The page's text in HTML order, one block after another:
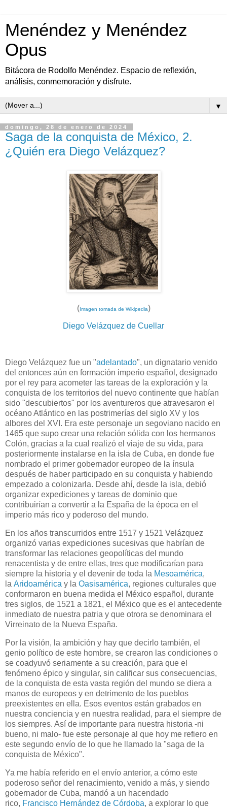
Menéndez y Menéndez
Opus
Bitácora de Rodolfo Menéndez. Espacio de reflexión,
análisis, conmemoración y disfrute.
▼
domingo, 28 de enero de 2024
Saga de la conquista de México, 2.
¿Quién era Diego Velázquez?
(Imagen tomada de Wikipedia)
Diego Velázquez de Cuellar
Diego Velázquez fue un "adelantado", un dignatario venido
del entonces aún en formación imperio español, designado
por el rey para acometer las tareas de la exploración y la
conquista de los territorios del nuevo continente que habían
sido "descubiertos" por los aventureros que atravesaron el
océano Atlántico en las postrimerías del siglo XV y los
albores del XVI. Era este personaje un segoviano nacido en
1465 que supo crear una relación sólida con los hermanos
Colón, gracias a la cual realizó el viaje de su vida, para
posteriormente instalarse en la isla de Cuba, en donde fue
nombrado el primer gobernador europeo de la ínsula
después de haber participado en su conquista y habiendo
empezado a colonizarla. Desde ahí, desde la isla, debió
organizar expediciones y tareas de dominio que
contribuirían a convertir a la España de la época en el
imperio más rico y poderoso del mundo.
En los años transcurridos entre 1517 y 1521 Velázquez
organizó varias expediciones sucesivas que habrían de
transformar las relaciones geopolíticas del mundo
renacentista y de entre ellas, tres que modificarían para
siempre la historia y el devenir de toda la Mesoamérica,
la Aridoamérica y la Oasisamérica, regiones culturales que
conformaron en buena medida el México español, durante
tres siglos, de 1521 a 1821, el México que es el antecedente
inmediato de nuestra patria y que otrora se denominara el
Virreinato de la Nueva España.
Por la visión, la ambición y hay que decirlo también, el
genio político de este hombre, se crearon las condiciones o
se coadyuvó seriamente a su creación, para que el
fenómeno épico y singular, sin calificar sus consecuencias,
de la conquista de esta vasta región del mundo se diera a
manos de europeos y en detrimento de los pueblos
preexistentes en ella. Esos eventos están grabados en
nuestra conciencia y en nuestra realidad, para el siempre de
los siempres. Así de importante para nuestra historia -ni
bueno, ni malo- fue este personaje al que hoy me refiero en
este segundo envío de lo que he llamado la "saga de la
conquista de México".
Ya me había referido en el envío anterior, a cómo este
poderoso señor del renacimiento, venido a más, y siendo
gobernador de Cuba, mandó a un hacendado
rico, Francisco Hernández de Córdoba, a explorar lo que